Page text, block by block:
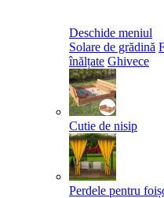
Deschide meniul
Solare de grădină
înălțate Ghivece
Cutie de nisip
Perdele pentru